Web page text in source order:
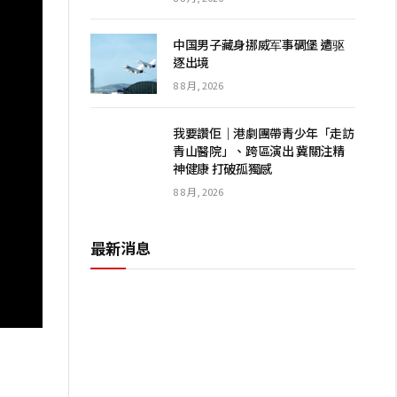
中国男子藏身挪威军事碉堡 遭驱
逐出境
8 8 月, 2026
我要讚佢｜港劇團帶青少年「走訪
青山醫院」、跨區演出 冀關注精
神健康 打破孤獨感
8 8 月, 2026
最新消息